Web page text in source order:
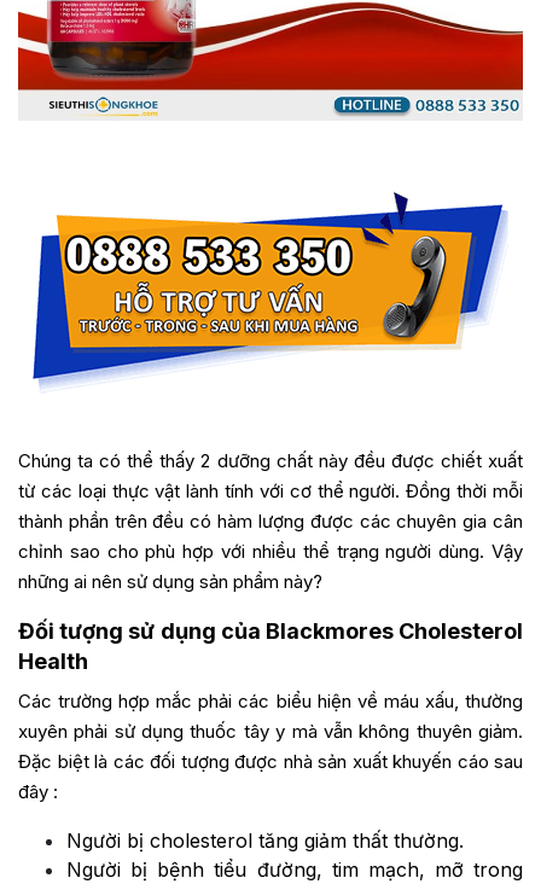
Chúng ta có thể thấy 2 dưỡng chất này đều được chiết xuất
từ các loại thực vật lành tính với cơ thể người. Đồng thời mỗi
thành phần trên đều có hàm lượng được các chuyên gia cân
chỉnh sao cho phù hợp với nhiều thể trạng người dùng. Vậy
những ai nên sử dụng sản phẩm này?
Đối tượng sử dụng của Blackmores Cholesterol
Health
Các trường hợp mắc phải các biểu hiện về máu xấu, thường
xuyên phải sử dụng thuốc tây y mà vẫn không thuyên giảm.
Đặc biệt là các đối tượng được nhà sản xuất khuyến cáo sau
đây :
Người bị cholesterol tăng giảm thất thường.
Người bị bệnh tiểu đường, tim mạch, mỡ trong